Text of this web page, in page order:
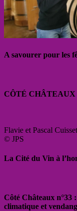
A savourer pour les
CÔTÉ CHÂTEAUX
Flavie et Pascal
© JPS
La Cité du Vin à
Côté Châteaux n°33
climatique et